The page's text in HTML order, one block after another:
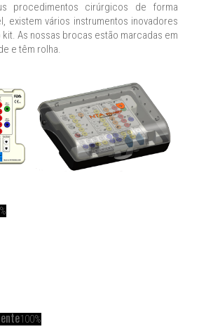
procedimentos cirúrgicos de forma
existem vários instrumentos inovadores
As nossas brocas estão marcadas em
e têm rolha.
100%